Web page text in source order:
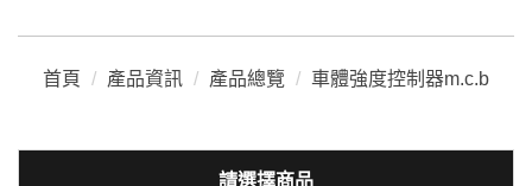
首頁 / 產品資訊 / 產品總覽 / 車體強度控制器m.c.b
請選擇商品